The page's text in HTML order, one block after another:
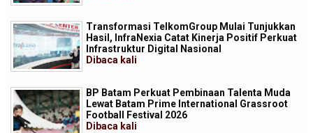
Transformasi TelkomGroup Mulai Tunjukkan
Hasil, InfraNexia Catat Kinerja Positif Perkuat
Infrastruktur Digital Nasional
Dibaca kali
BP Batam Perkuat Pembinaan Talenta Muda
Lewat Batam Prime International Grassroot
Football Festival 2026
Dibaca kali